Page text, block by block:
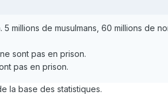
5 millions de musulmans, 60 millions de
sont pas en prison.
pas en prison.
la base des statistiques.